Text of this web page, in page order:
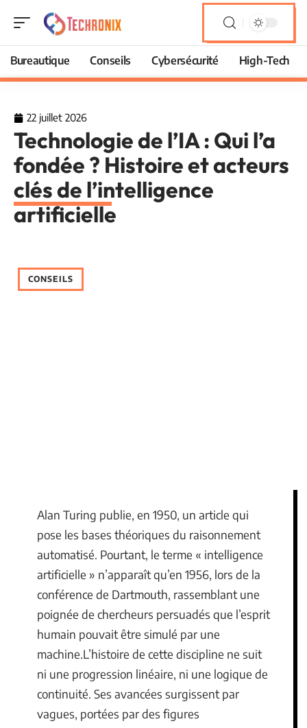
Bureautique Conseils Cybersécurité High-Tech
22 juillet 2026
Technologie de l’IA : Qui l’a
fondée ? Histoire et acteurs
clés de l’intelligence
artificielle
CONSEILS
Alan Turing publie, en 1950, un article qui
pose les bases théoriques du raisonnement
automatisé. Pourtant, le terme « intelligence
artificielle » n’apparaît qu’en 1956, lors de la
conférence de Dartmouth, rassemblant une
poignée de chercheurs persuadés que l’esprit
humain pouvait être simulé par une
machine.L’histoire de cette discipline ne suit
ni une progression linéaire, ni une logique de
continuité. Ses avancées surgissent par
vagues, portées par des figures